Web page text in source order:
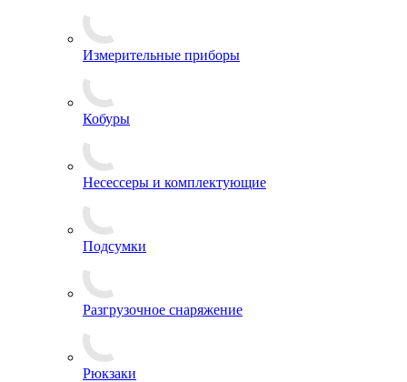
Измерительные приборы
Кобуры
Несессеры и комплектующие
Подсумки
Разгрузочное снаряжение
Рюкзаки